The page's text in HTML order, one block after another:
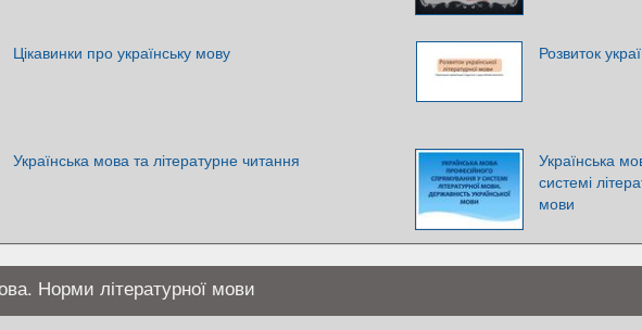
Цікавинки про українську мову Розвиток
Українська мова та літературне читання
Українська
системі
мови
Норми літературної мови